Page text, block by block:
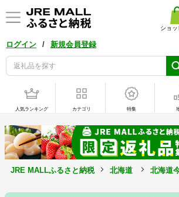
ログイン / 新規会員登録
ショ
人気ランキング カテゴリ 特集
JRE MALLふるさと納税 北海道 北海道